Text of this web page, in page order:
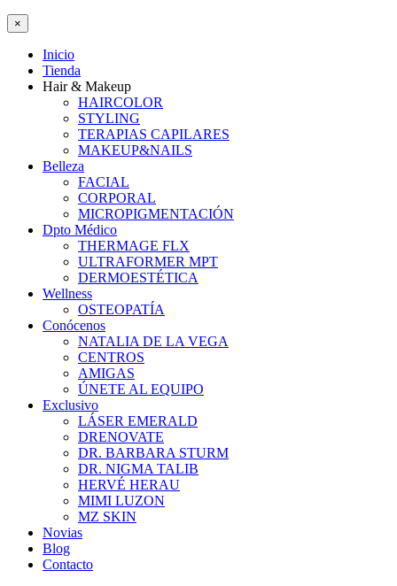
×
Inicio
Tienda
Hair & Makeup
HAIRCOLOR
STYLING
TERAPIAS CAPILARES
MAKEUP&NAILS
Belleza
FACIAL
CORPORAL
MICROPIGMENTACIÓN
Dpto Médico
THERMAGE FLX
ULTRAFORMER MPT
DERMOESTÉTICA
Wellness
OSTEOPATÍA
Conócenos
NATALIA DE LA VEGA
CENTROS
AMIGAS
ÚNETE AL EQUIPO
Exclusivo
LÁSER EMERALD
DRENOVATE
DR. BARBARA STURM
DR. NIGMA TALIB
HERVÉ HERAU
MIMI LUZON
MZ SKIN
Novias
Blog
Contacto